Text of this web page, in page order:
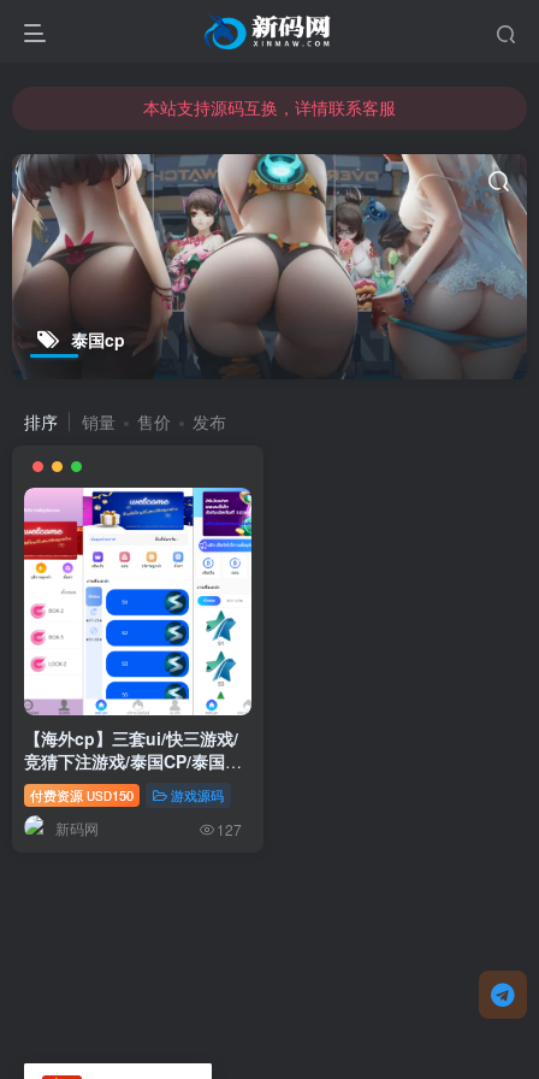
本站支持源码互换，详情联系客服
本站支持源码互换，详情联系客服
泰国cp
排序 销量 售价 发布
【海外cp】三套ui/快三游戏/
竞猜下注游戏/泰国CP/泰国游
戏/控制开奖/泰国彩票
付费资源 USD150 游戏源码
新码网 127